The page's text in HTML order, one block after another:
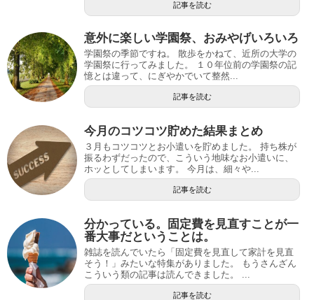
記事を読む
意外に楽しい学園祭、おみやげいろいろ
学園祭の季節ですね。 散歩をかねて、近所の大学の
学園祭に行ってみました。 １０年位前の学園祭の記
憶とは違って、にぎやかでいて整然...
記事を読む
今月のコツコツ貯めた結果まとめ
３月もコツコツとお小遣いを貯めました。 持ち株が
振るわずだったので、こういう地味なお小遣いに、
ホッとしてしまいます。 今月は、細々や...
記事を読む
分かっている。固定費を見直すことが一
番大事だということは。
雑誌を読んでいたら「固定費を見直して家計を見直
そう！」みたいな特集がありました。 もうさんざん
こういう類の記事は読んできました。 ...
記事を読む